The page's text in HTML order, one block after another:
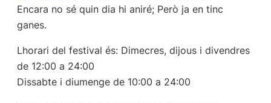
Encara no sé quin dia hi aniré; Però ja en tinc
ganes.
Lhorari del festival és: Dimecres, dijous i divendres
de 12:00 a 24:00
Dissabte i diumenge de 10:00 a 24:00